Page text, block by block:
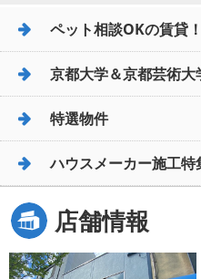
ペット相談OKの賃貸！
京都大学＆京都芸術大
特選物件
ハウスメーカー施工特
店舗情報